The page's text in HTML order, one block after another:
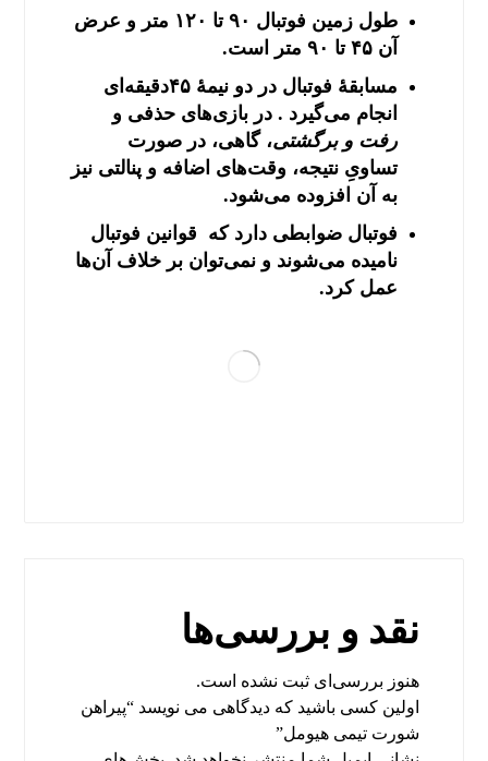
طول زمین فوتبال ۹۰ تا ۱۲۰ متر و عرض
آن ۴۵ تا ۹۰ متر است.
مسابقهٔ فوتبال در دو نیمهٔ ۴۵دقیقه‌ای
انجام می‌گیرد . در بازی‌های حذفی و
رفت و برگشتی، گاهی، در صورت
تساویِ نتیجه، وقت‌های اضافه و پنالتی نیز
به آن افزوده می‌شود.
فوتبال ضوابطی دارد که قوانین فوتبال
نامیده می‌شوند و نمی‌توان بر خلاف آن‌ها
عمل کرد.
نقد و بررسی‌ها
هنوز بررسی‌ای ثبت نشده است.
اولین کسی باشید که دیدگاهی می نویسد “پیراهن
شورت تیمی هیومل”